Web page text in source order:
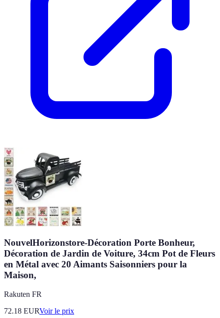
NouvelHorizonstore-Décoration Porte Bonheur,
Décoration de Jardin de Voiture, 34cm Pot de Fleurs
en Métal avec 20 Aimants Saisonniers pour la
Maison,
Rakuten FR
72.18 EURVoir le prix